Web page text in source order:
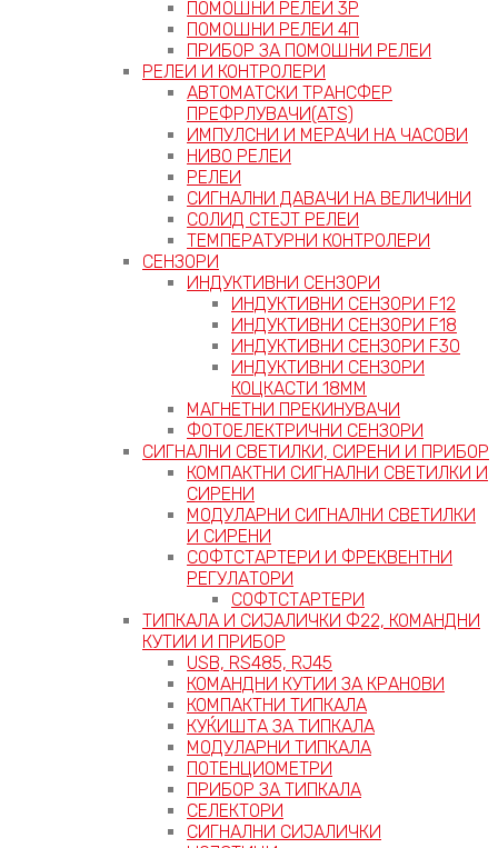
ПОМОШНИ РЕЛЕИ 3P
ПОМОШНИ РЕЛЕИ 4П
ПРИБОР ЗА ПОМОШНИ РЕЛЕИ
РЕЛЕИ И КОНТРОЛЕРИ
АВТОМАТСКИ ТРАНСФЕР
ПРЕФРЛУВАЧИ(ATS)
ИМПУЛСНИ И МЕРАЧИ НА ЧАСОВИ
НИВО РЕЛЕИ
РЕЛЕИ
СИГНАЛНИ ДАВАЧИ НА ВЕЛИЧИНИ
СОЛИД СТЕЈТ РЕЛЕИ
ТЕМПЕРАТУРНИ КОНТРОЛЕРИ
СЕНЗОРИ
ИНДУКТИВНИ СЕНЗОРИ
ИНДУКТИВНИ СЕНЗОРИ F12
ИНДУКТИВНИ СЕНЗОРИ F18
ИНДУКТИВНИ СЕНЗОРИ F30
ИНДУКТИВНИ СЕНЗОРИ
КОЦКАСТИ 18ММ
МАГНЕТНИ ПРЕКИНУВАЧИ
ФОТОЕЛЕКТРИЧНИ СЕНЗОРИ
СИГНАЛНИ СВЕТИЛКИ, СИРЕНИ И ПРИБОР
КОМПАКТНИ СИГНАЛНИ СВЕТИЛКИ И
СИРЕНИ
МОДУЛАРНИ СИГНАЛНИ СВЕТИЛКИ
И СИРЕНИ
СОФТСТАРТЕРИ И ФРЕКВЕНТНИ
РЕГУЛАТОРИ
СОФТСТАРТЕРИ
ТИПКАЛА И СИЈАЛИЧКИ Ф22, КОМАНДНИ
КУТИИ И ПРИБОР
USB, RS485, RJ45
КОМАНДНИ КУТИИ ЗА КРАНОВИ
КОМПАКТНИ ТИПКАЛА
КУЌИШТА ЗА ТИПКАЛА
МОДУЛАРНИ ТИПКАЛА
ПОТЕНЦИОМЕТРИ
ПРИБОР ЗА ТИПКАЛА
СЕЛЕКТОРИ
СИГНАЛНИ СИЈАЛИЧКИ